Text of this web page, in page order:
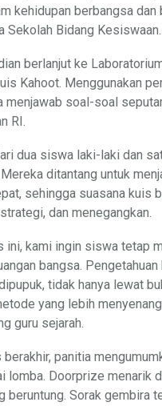
kehidupan berbangsa dan
Sekolah Bidang Kesiswaan.
berlanjut ke
Kahoot. Menggunakan
menjawab soal-soal
RI.
dua siswa laki-laki dan
ditantang untuk
sehingga suasana kuis
dan menegangkan.
ini, kami ingin siswa tetap
bangsa.
tidak hanya lewat
yang lebih
guru sejarah.
panitia
lomba. Doorprize menarik
beruntung. Sorak gembira